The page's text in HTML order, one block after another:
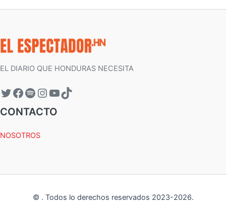
EL DIARIO QUE HONDURAS NECESITA
CONTACTO
NOSOTROS
© . Todos lo derechos reservados 2023-2026.